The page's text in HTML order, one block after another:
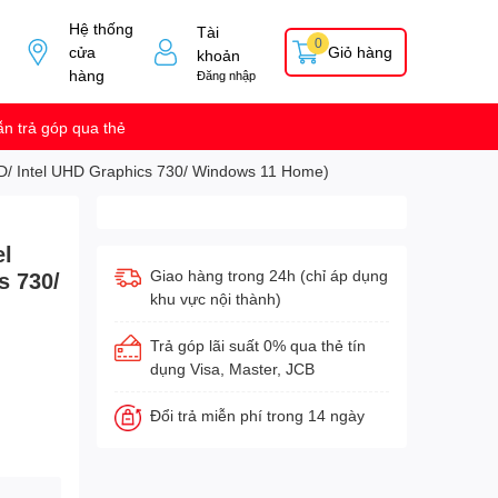
Hệ thống
cửa
hàng
Tài
khoản
Đăng nhập
Giỏ hàng
0
trả góp qua thẻ
Intel UHD Graphics 730/ Windows 11 Home)
730/
Giao hàng trong 24h (chỉ áp dụng
khu vực nội thành)
Trả góp lãi suất 0% qua thẻ tín
dụng Visa, Master, JCB
Đổi trả miễn phí trong 14 ngày